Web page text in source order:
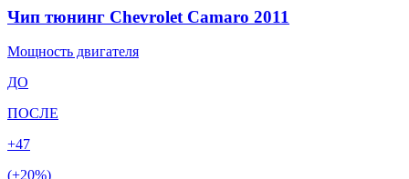
Чип тюнинг Chevrolet Camaro 2011
Мощность двигателя
ДО
ПОСЛЕ
+47
(+20%)